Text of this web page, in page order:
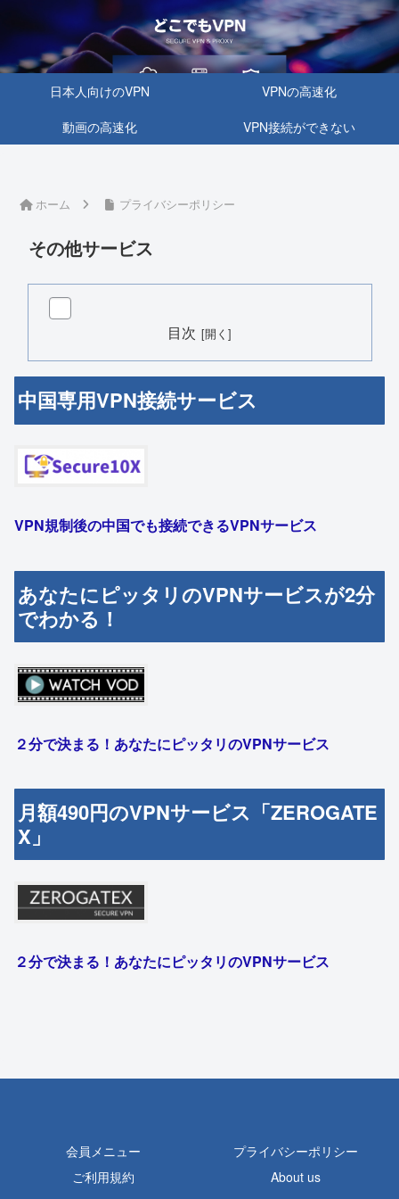
日本人向けのVPN
VPNの高速化
動画の高速化
VPN接続ができない
ホーム プライバシーポリシー
その他サービス
目次
中国専用VPN接続サービス
VPN規制後の中国でも接続できるVPNサービス
あなたにピッタリのVPNサービスが2分
でわかる！
２分で決まる！あなたにピッタリのVPNサービス
月額490円のVPNサービス「ZEROGATE
X」
２分で決まる！あなたにピッタリのVPNサービス
会員メニュー
プライバシーポリシー
ご利用規約
About us